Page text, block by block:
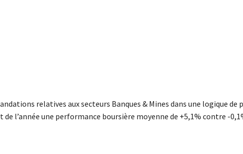
relatives aux secteurs Banques & Mines dans une logique de
l’année une performance boursière moyenne de +5,1% contre -